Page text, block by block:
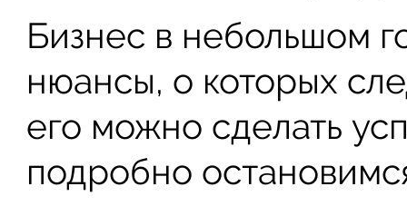
Бизнес в небольшом
нюансы, о которых
его можно сделать
подробно